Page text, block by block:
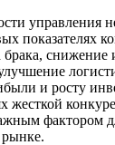
управления
показателях
снижение
и росту
жесткой
фактором